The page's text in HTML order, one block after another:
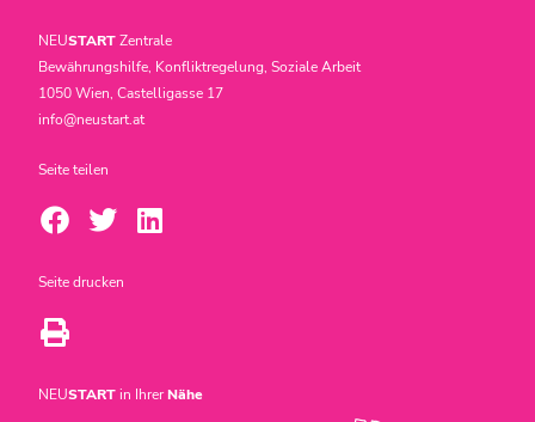
NEUSTARTZentrale
Bewährungshilfe, Konfliktregelung, Soziale Arbeit
1050 Wien, Castelligasse 17
info@neustart.at
Seite teilen
Seite drucken
NEUSTARTin IhrerNähe